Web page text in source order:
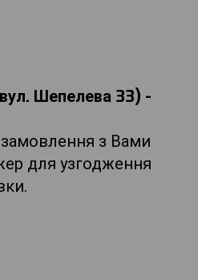
Шепелева 33) -
з Вами
для узгодження